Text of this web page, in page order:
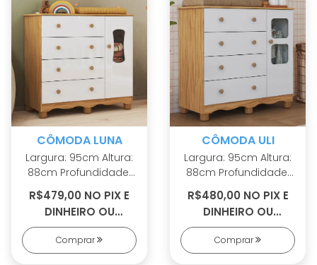
CÔMODA LUNA
Largura: 95cm Altura:
88cm Profundidade:
42cm 100% MDF
Cabideiro metálico
Puxadores em ABS
Pés em ABS inclusos
Porta com PETG
cristal Corrediças
R$479,00 NO PIX E
DINHEIRO OU
R$513,00 EM 5X S/
JUROS
Comprar
CÔMODA ULI
Largura: 95cm Altura:
88cm Profundidade:
42cm 100% MDF
Cabideiro metálico
Puxadores em ABS
Pés em ABS inclusos
Porta com PETG
cristal Corrediças
R$480,00 NO PIX E
DINHEIRO OU
R$513,00 EM 5X S/
JUROS
Comprar